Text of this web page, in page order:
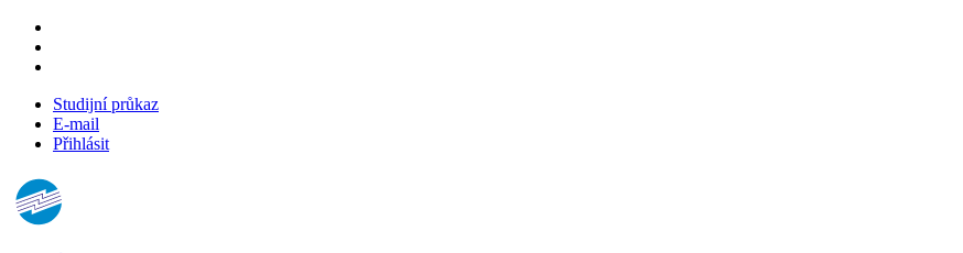
Studijní průkaz
E-mail
Přihlásit